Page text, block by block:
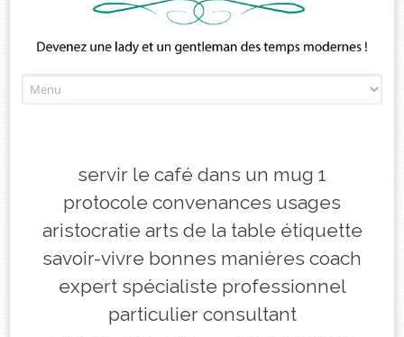
to
servir le café dans un mug 1
protocole convenances usages
aristocratie arts de la table étiquette
savoir-vivre bonnes manières coach
expert spécialiste professionnel
particulier consultant